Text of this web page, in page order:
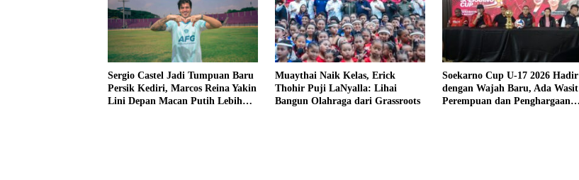
Sergio Castel Jadi Tumpuan Baru
Persik Kediri, Marcos Reina Yakin
Lini Depan Macan Putih Lebih
Muaythai Naik Kelas, Erick
Thohir Puji LaNyalla: Lihai
Bangun Olahraga dari Grassroots
Soekarno Cup U-17 2026 Hadir
dengan Wajah Baru, Ada Wasit
Perempuan dan Penghargaan